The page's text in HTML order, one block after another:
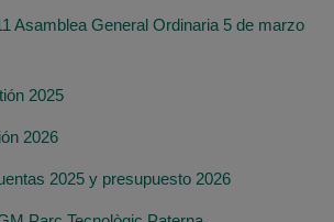
Asamblea General Ordinaria 5 de marzo
2025
2026
2025 y presupuesto 2026